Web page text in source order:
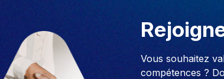
Vous souhaitez
compétences ?